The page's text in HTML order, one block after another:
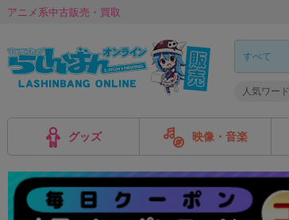
アニメ系中古販売・買取
人気ワード
グッズ 映像・音楽